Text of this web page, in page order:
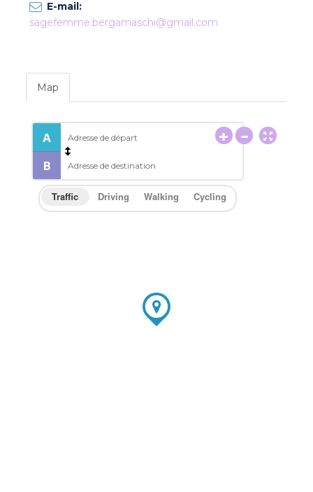
E-mail:
sagefemme.bergamaschi@gmail.com
Map
Traffic Driving Walking Cycling